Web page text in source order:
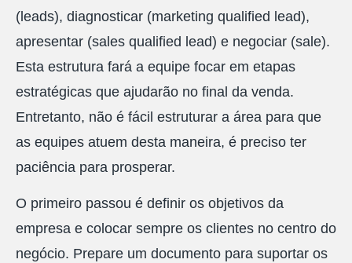
(leads), diagnosticar (marketing qualified lead),
apresentar (sales qualified lead) e negociar (sale).
Esta estrutura fará a equipe focar em etapas
estratégicas que ajudarão no final da venda.
Entretanto, não é fácil estruturar a área para que
as equipes atuem desta maneira, é preciso ter
paciência para prosperar.
O primeiro passou é definir os objetivos da
empresa e colocar sempre os clientes no centro do
negócio. Prepare um documento para suportar os